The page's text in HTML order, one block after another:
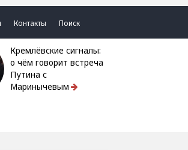
Контакты Поиск
Кремлёвские сигналы:
о чём говорит встреча
Путина с
Маринычевым